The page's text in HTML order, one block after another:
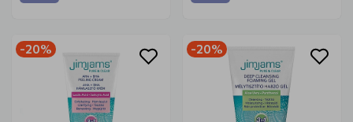
-20% -20%